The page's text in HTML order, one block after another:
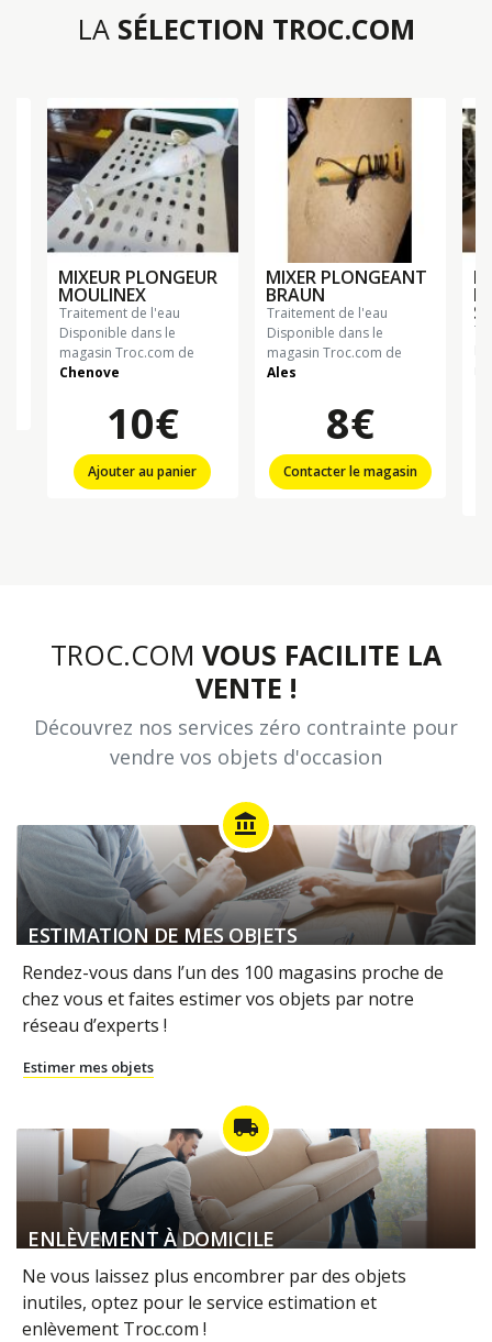
LA SÉLECTION TROC.COM
MIXEUR PLONGEUR
MOULINEX
traitement de l'eau
Disponible dans le
magasin Troc.com de
Chenove
10€
Ajouter au panier
MIXER PLONGEANT
BRAUN
traitement de l'eau
Disponible dans le
magasin Troc.com de
Ales
8€
Contacter le magasin
TROC.COM VOUS FACILITE LA
VENTE !
Découvrez nos services zéro contrainte pour
vendre vos objets d'occasion
account_balance
ESTIMATION DE MES OBJETS
Rendez-vous dans l’un des 100 magasins proche de
chez vous et faites estimer vos objets par notre
réseau d’experts !
Estimer mes objets
local_shipping
ENLÈVEMENT À DOMICILE
Ne vous laissez plus encombrer par des objets
inutiles, optez pour le service estimation et
enlèvement Troc.com !